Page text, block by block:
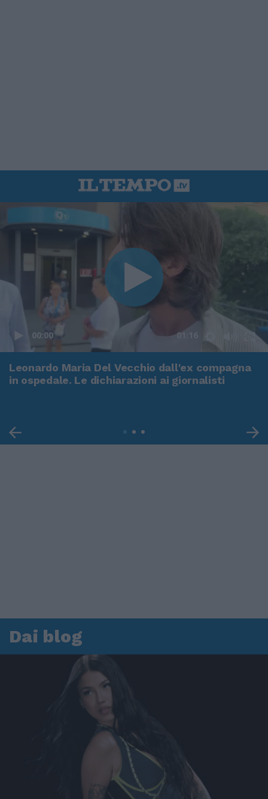
00:00 01:16
Leonardo Maria Del Vecchio dall'ex compagna
in ospedale. Le dichiarazioni ai giornalisti
Dai blog